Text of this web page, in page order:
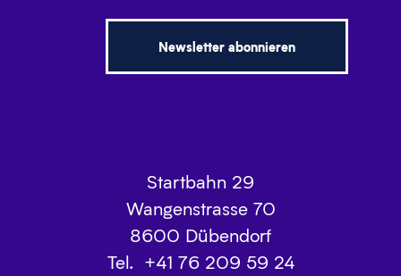
Newsletter abonnieren
Startbahn 29
Wangenstrasse 70
8600 Dübendorf
Tel. +41 76 209 59 24